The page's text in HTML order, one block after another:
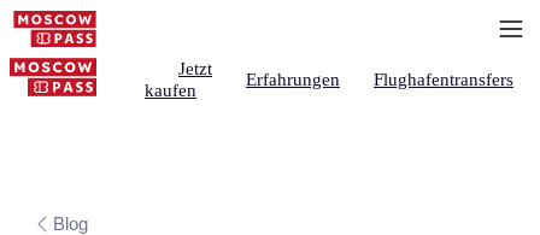
Jetzt
kaufen
Erfahrungen Flughafentransfers
Blog